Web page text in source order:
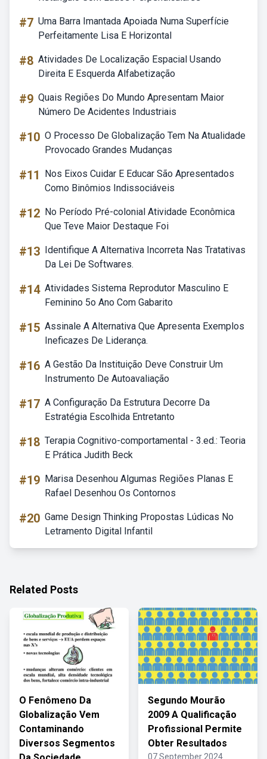
#7 Uma Barra Imantada Apoiada Numa Superfície
Perfeitamente Lisa E Horizontal
#8 Atividades De Localização Espacial Usando
Direita E Esquerda Alfabetização
#9 Quais Regiões Do Mundo Apresentam Maior
Número De Acidentes Industriais
#10 O Processo De Globalização Tem Na Atualidade
Provocado Grandes Mudanças
#11
Nos Eixos Cuidar E Educar São Apresentados
Como Binômios Indissociáveis
#12 No Período Pré-colonial Atividade Econômica
Que Teve Maior Destaque Foi
#13 Identifique A Alternativa Incorreta Nas Tratativas
Da Lei De Softwares.
#14 Atividades Sistema Reprodutor Masculino E
Feminino 5o Ano Com Gabarito
#15 Assinale A Alternativa Que Apresenta Exemplos
Ineficazes De Liderança.
#16 A Gestão Da Instituição Deve Construir Um
Instrumento De Autoavaliação
#17 A Configuração Da Estrutura Decorre Da
Estratégia Escolhida Entretanto
#18 Terapia Cognitivo-comportamental - 3.ed.: Teoria
E Prática Judith Beck
#19 Marisa Desenhou Algumas Regiões Planas E
Rafael Desenhou Os Contornos
#20 Game Design Thinking Propostas Lúdicas No
Letramento Digital Infantil
Related Posts
O Fenômeno Da
Globalização Vem
Contaminando
Diversos Segmentos
Segundo Mourão
2009 A Qualificação
Profissional Permite
Obter Resultados
07 September 2024